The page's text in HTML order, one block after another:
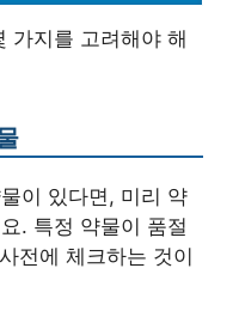
가지를 고려해야 해
이 있다면, 미리 약
. 특정 약물이 품절
전에 체크하는 것이